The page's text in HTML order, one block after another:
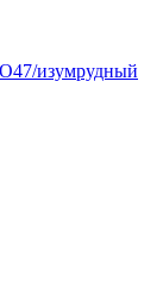
изумрудный